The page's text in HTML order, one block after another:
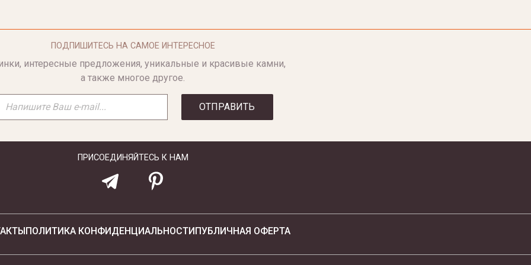
ПОДПИШИТЕСЬ НА САМОЕ ИНТЕРЕСНОЕ
интересные предложения, уникальные и красивые камни,
а также многое другое.
ОТПРАВИТЬ
ПРИСОЕДИНЯЙТЕСЬ К НАМ
ПОЛИТИКА КОНФИДЕНЦИАЛЬНОСТИПУБЛИЧНАЯ ОФЕРТА